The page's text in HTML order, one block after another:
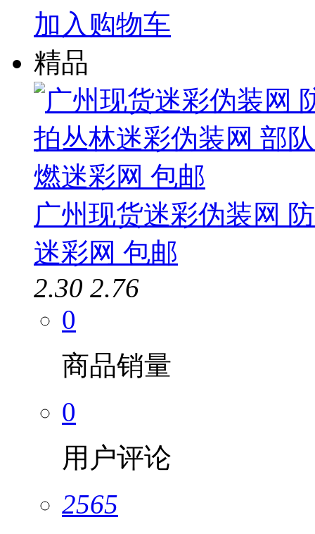
加入购物车
精品
广州现货迷彩伪装网
迷彩网 包邮
2.30 2.76
0
商品销量
0
用户评论
2565